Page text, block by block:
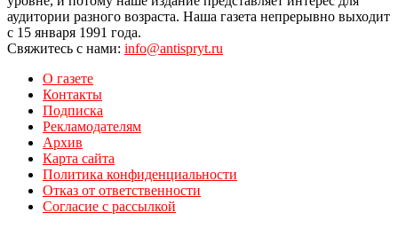
аудитории разного возраста. Наша газета непрерывно выходит
с 15 января 1991 года.
Свяжитесь с нами: info@antispryt.ru
О газете
Контакты
Подписка
Рекламодателям
Архив
Карта сайта
Политика конфиденциальности
Отказ от ответственности
Согласие с рассылкой